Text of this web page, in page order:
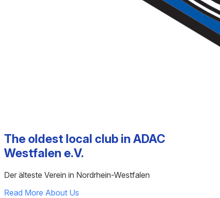
The oldest local club in ADAC
Westfalen e.V.
Der älteste Verein in Nordrhein-Westfalen
Read More About Us